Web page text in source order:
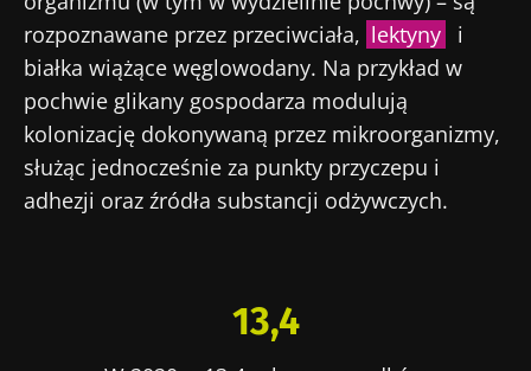
rozpoznawane przez przeciwciała, lektyny
i
białka wiążące węglowodany. Na przykład w
pochwie glikany gospodarza modulują
kolonizację dokonywaną przez mikroorganizmy,
służąc jednocześnie za punkty przyczepu i
adhezji oraz źródła substancji odżywczych.
13,4